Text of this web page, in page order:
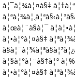
à¦¯à¦¾à¦¤à§‡
à¦œà¦¨à§à¦¯
à¦•à¦°à¦¤à§‡
à¦§à¦°à¦¨à§‡à¦°
à¦•à¦°à¦¤à§‡